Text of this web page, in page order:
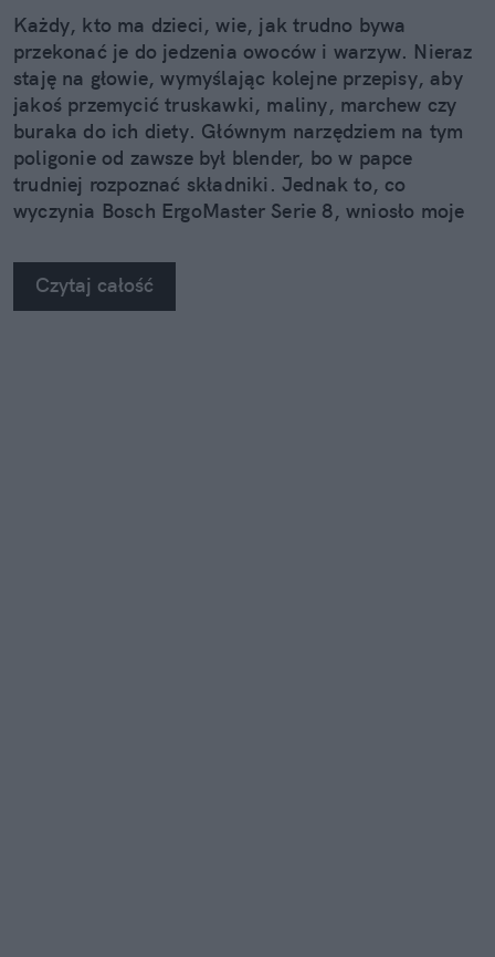
Każdy, kto ma dzieci, wie, jak trudno bywa
przekonać je do jedzenia owoców i warzyw. Nieraz
staję na głowie, wymyślając kolejne przepisy, aby
jakoś przemycić truskawki, maliny, marchew czy
buraka do ich diety. Głównym narzędziem na tym
poligonie od zawsze był blender, bo w papce
trudniej rozpoznać składniki. Jednak to, co
wyczynia Bosch ErgoMaster Serie 8, wniosło moje
Czytaj całość